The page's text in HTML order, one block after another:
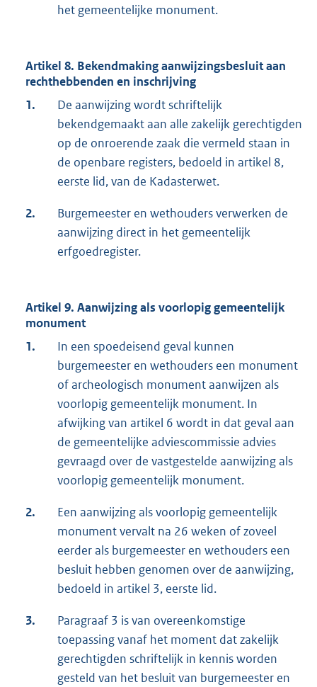
het gemeentelijke monument.
Artikel 8. Bekendmaking aanwijzingsbesluit aan
rechthebbenden en inschrijving
1.
De aanwijzing wordt schriftelijk
bekendgemaakt aan alle zakelijk gerechtigden
op de onroerende zaak die vermeld staan in
de openbare registers, bedoeld in artikel 8,
eerste lid, van de Kadasterwet.
2.
Burgemeester en wethouders verwerken de
aanwijzing direct in het gemeentelijk
erfgoedregister.
Artikel 9. Aanwijzing als voorlopig gemeentelijk
monument
1.
In een spoedeisend geval kunnen
burgemeester en wethouders een monument
of archeologisch monument aanwijzen als
voorlopig gemeentelijk monument. In
afwijking van artikel 6 wordt in dat geval aan
de gemeentelijke adviescommissie advies
gevraagd over de vastgestelde aanwijzing als
voorlopig gemeentelijk monument.
2.
Een aanwijzing als voorlopig gemeentelijk
monument vervalt na 26 weken of zoveel
eerder als burgemeester en wethouders een
besluit hebben genomen over de aanwijzing,
bedoeld in artikel 3, eerste lid.
3.
Paragraaf 3 is van overeenkomstige
toepassing vanaf het moment dat zakelijk
gerechtigden schriftelijk in kennis worden
gesteld van het besluit van burgemeester en